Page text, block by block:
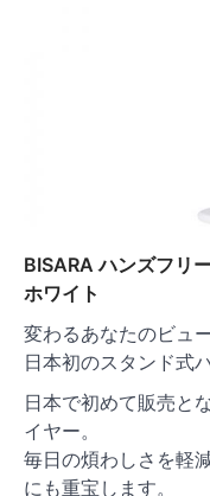
BISARA ハンズフリ
ホワイト
変わるあなたのビュ
日本初のスタンド式
日本で初めて販売と
イヤー。
毎日の煩わしさを軽
にも重宝します。